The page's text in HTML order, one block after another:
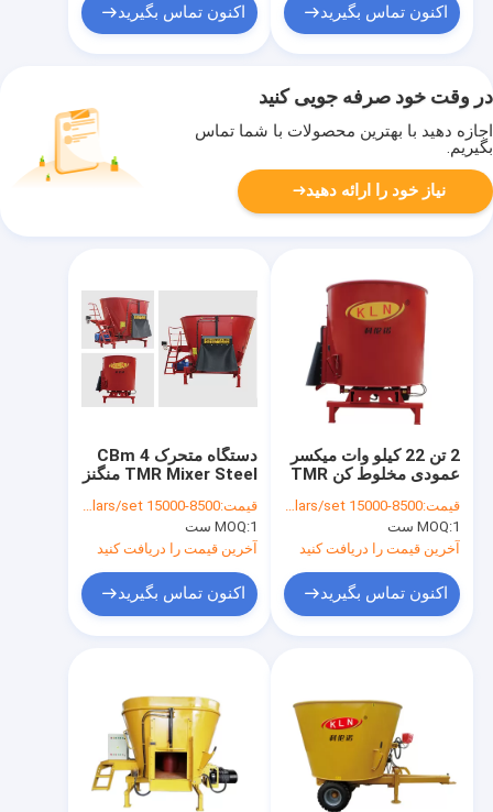
اکنون تماس بگیرید اکنون تماس بگیرید
در وقت خود صرفه جویی کنید
اجازه دهید با بهترین محصولات با شما تماس
بگیریم.
نیاز خود را ارائه دهید
دستگاه متحرک 4 CBm
TMR Mixer Steel منگنز
قیمت:8500-15000 dollars/set
MOQ:1 ست
آخرین قیمت را دریافت کنید
اکنون تماس بگیرید
2 تن 22 کیلو وات میکسر
عمودی مخلوط کن TMR
در دقیقه
قیمت:8500-15000 dollars/set
MOQ:1 ست
آخرین قیمت را دریافت کنید
اکنون تماس بگیرید